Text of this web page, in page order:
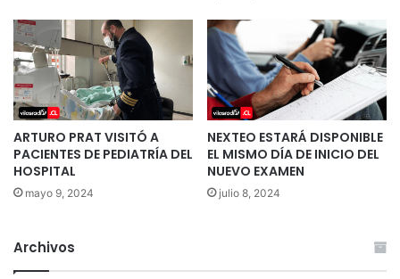
ARTURO PRAT VISITÓ A
PACIENTES DE PEDIATRÍA DEL
HOSPITAL
mayo 9, 2024
NEXTEO ESTARÁ DISPONIBLE
EL MISMO DÍA DE INICIO DEL
NUEVO EXAMEN
julio 8, 2024
Archivos